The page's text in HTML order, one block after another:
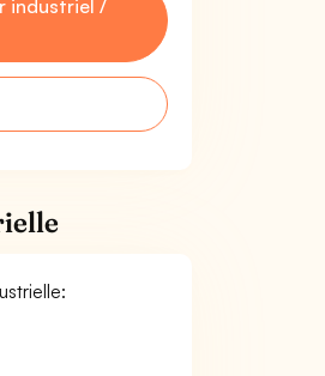
industriel /